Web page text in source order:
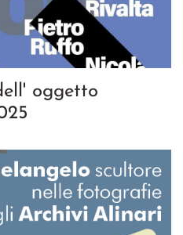
oggetto